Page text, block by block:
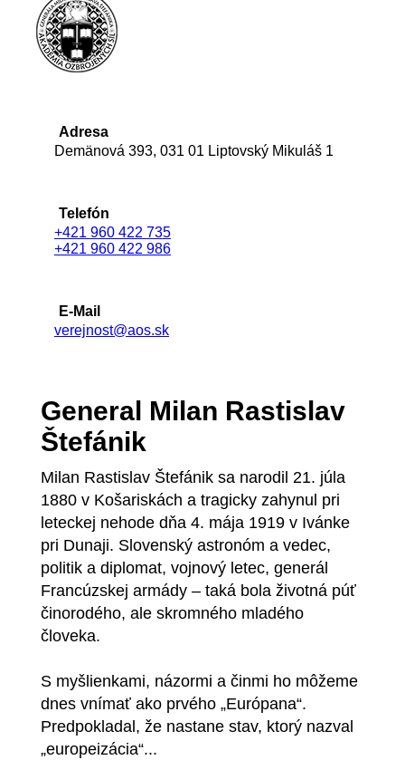
Adresa
Demänová 393, 031 01 Liptovský Mikuláš 1
Telefón
+421 960 422 735
+421 960 422 986
E-Mail
verejnost@aos.sk
General Milan Rastislav
Štefánik
Milan Rastislav Štefánik sa narodil 21. júla
1880 v Košariskách a tragicky zahynul pri
leteckej nehode dňa 4. mája 1919 v Ivánke
pri Dunaji. Slovenský astronóm a vedec,
politik a diplomat, vojnový letec, generál
Francúzskej armády – taká bola životná púť
činorodého, ale skromného mladého
človeka.
S myšlienkami, názormi a činmi ho môžeme
dnes vnímať ako prvého „Európana“.
Predpokladal, že nastane stav, ktorý nazval
„europeizácia“...